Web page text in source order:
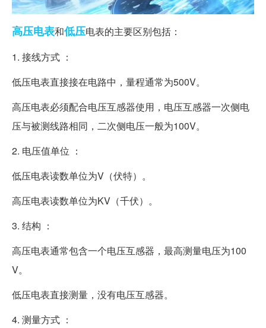
高压电表和低压电表的主要区别包括：
1. 接线方式 ：
低压电表直接接在电路中，量程通常为500V。
高压电表必须配合电压互感器使用，电压互感器一次侧电
压与被测线路相同，二次侧电压一般为100V。
2. 电压值单位 ：
低压电表读数单位为V（伏特）。
高压电表读数单位为KV（千伏）。
3. 结构 ：
高压电表通常包含一个电压互感器，最高测量电压为100
V。
低压电表直接测量，没有电压互感器。
4. 测量方式 ：